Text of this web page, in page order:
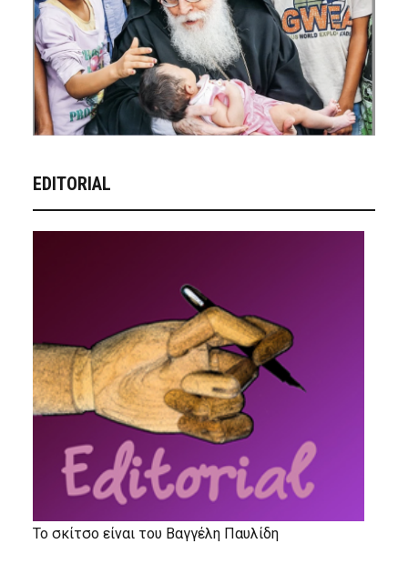
EDITORIAL
Το σκίτσο είναι του Βαγγέλη Παυλίδη